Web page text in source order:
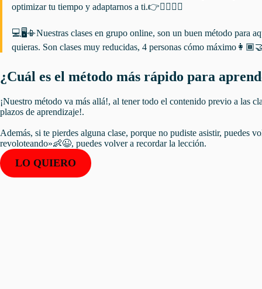
optimizar tu tiempo y adaptarnos a ti.👉🙎‍♀️🙎‍♂️
💻🖥📳Nuestras clases en grupo online, son un buen método para
quieras. Son clases muy reducidas, 4 personas cómo
¿Cuál es el método más rápido para
¡Nuestro método va más allá!, al tener todo el contenido previo a las
plazos de aprendizaje!.
Además, si te pierdes alguna clase, porque no pudiste asistir, puedes
revoloteando»👶😉, puedes volver a recordar la lección.
LO QUIERO